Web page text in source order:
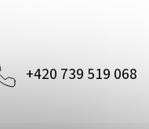
+420 739 519 068